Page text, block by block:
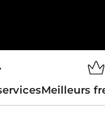
Meilleurs